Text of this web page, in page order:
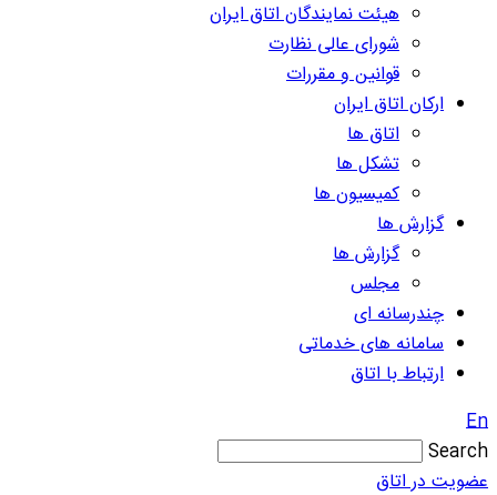
هیئت نمایندگان اتاق ایران
شورای عالی نظارت
قوانین و مقررات
ارکان اتاق ایران
اتاق ها
تشکل ها
کمیسیون ها
گزارش ها
گزارش ها
مجلس
چندرسانه ای
سامانه های خدماتی
ارتباط با اتاق
En
Search
عضویت در اتاق